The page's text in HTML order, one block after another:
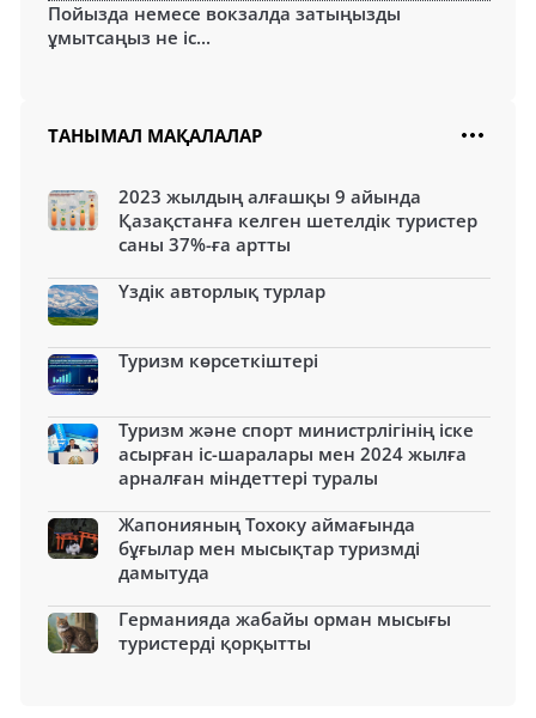
Пойызда немесе вокзалда затыңызды
ұмытсаңыз не іс...
ТАНЫМАЛ МАҚАЛАЛАР
2023 жылдың алғашқы 9 айында
Қазақстанға келген шетелдік туристер
саны 37%-ға артты
Үздік авторлық турлар
Туризм көрсеткіштері
Туризм және спорт министрлігінің іске
асырған іс-шаралары мен 2024 жылға
арналған міндеттері туралы
Жапонияның Тохоку аймағында
бұғылар мен мысықтар туризмді
дамытуда
Германияда жабайы орман мысығы
туристерді қорқытты